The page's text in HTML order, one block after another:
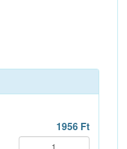
1956 Ft